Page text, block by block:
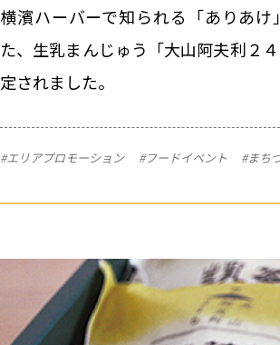
横濱ハーバーで知られる「ありあ
た、生乳まんじゅう「大山阿夫利２
定されました。
#エリアプロモーション #フードイベント #まち